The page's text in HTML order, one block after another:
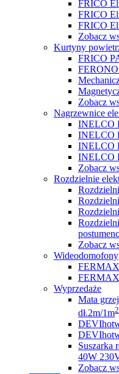
FRICO
FRICO
FRICO
Zobacz
Kurtyny
FRICO
Zobacz
Nagrzewnice
INELCO
INELCO
INELCO
INELCO
Zobacz
Rozdzielnie
Zobacz
Wideodomofony
Wyprzedaże
Mata
dł.2m/1m2
Suszarka
40W
Zobacz